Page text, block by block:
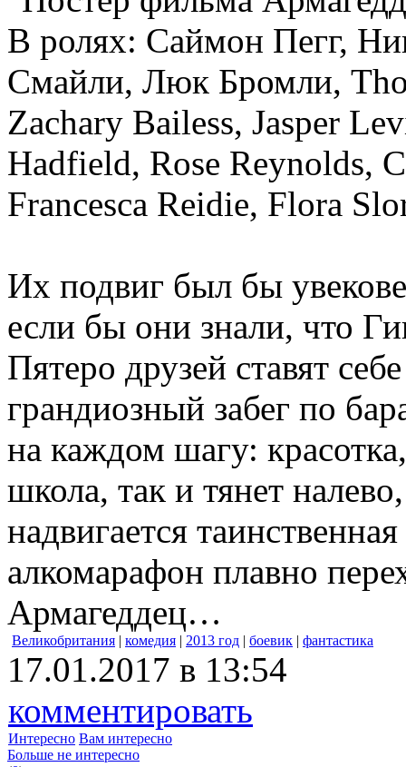
В ролях: Саймон Пегг,
Смайли, Люк Бромли,
Zachary Bailess, Jasper
Hadfield, Rose Reynolds,
Francesca Reidie, Flora
Их подвиг был бы
если бы они знали, что
Пятеро друзей ставят
грандиозный забег по
на каждом шагу:
школа, так и тянет
надвигается
алкомарафон плавно
Армагеддец…
Великобритания | комедия | 2013 год | боевик | фантастика
17.01.2017 в 13:54
комментировать
Интересно Вам интересно
Больше не интересно